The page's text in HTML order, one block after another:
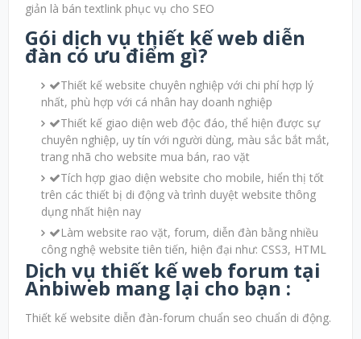
giản là bán textlink phục vụ cho SEO
Gói dịch vụ thiết kế web diễn
đàn có ưu điểm gì?
Thiết kế website chuyên nghiệp với chi phí hợp lý
nhất, phù hợp với cá nhân hay doanh nghiệp
Thiết kế giao diện web độc đáo, thể hiện được sự
chuyên nghiệp, uy tín với người dùng, màu sắc bắt mắt,
trang nhã cho website mua bán, rao vặt
Tích hợp giao diện website cho mobile, hiển thị tốt
trên các thiết bị di động và trình duyệt website thông
dụng nhất hiện nay
Làm website rao vặt, forum, diễn đàn bằng nhiều
công nghệ website tiên tiến, hiện đại như: CSS3, HTML
Dịch vụ thiết kế web forum tại
Anbiweb mang lại cho bạn :
Thiết kế website diễn đàn-forum chuẩn seo chuẩn di động.